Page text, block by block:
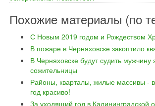
Похожие материалы (по
С Новым 2019 годом и Рождеством
В пожаре в Черняховске закоптило
В Черняховске будут судить мужчину
сожительницы
Районы, кварталы, жилые массивы -
год красиво!
За уходящий год в Калининградской